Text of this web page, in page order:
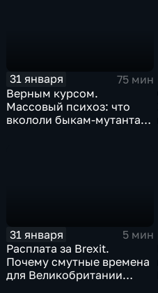
31 января
75 мин
Верным курсом.
Массовый психоз: что
вкололи быкам-мутантам,
31 января
5 мин
Расплата за Brexit.
Почему смутные времена
для Великобритании